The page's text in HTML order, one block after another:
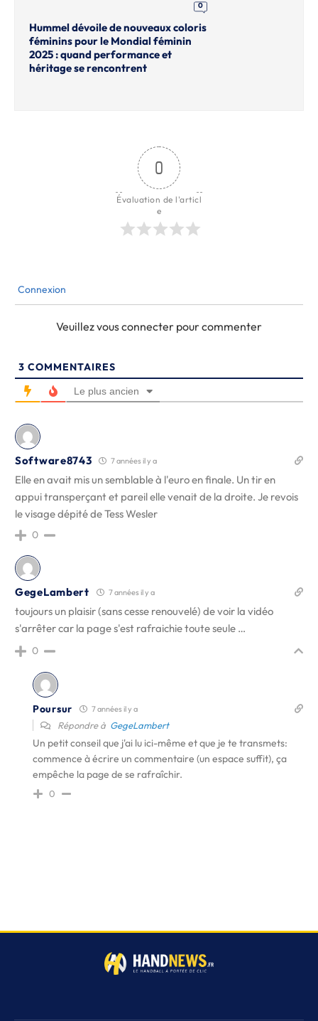
0
Hummel dévoile de nouveaux coloris
féminins pour le Mondial féminin
2025 : quand performance et
héritage se rencontrent
0
Évaluation de l'articl
e
Connexion
Veuillez vous connecter pour commenter
3 COMMENTAIRES
Le plus ancien
Software8743 7 années il y a
Elle en avait mis un semblable à l'euro en finale. Un tir en
appui transperçant et pareil elle venait de la droite. Je revois
le visage dépité de Tess Wesler
0
GegeLambert 7 années il y a
toujours un plaisir (sans cesse renouvelé) de voir la vidéo
s'arrêter car la page s'est rafraichie toute seule …
0
Poursur 7 années il y a
Répondre à GegeLambert
Un petit conseil que j'ai lu ici-même et que je te transmets:
commence à écrire un commentaire (un espace suffit), ça
empêche la page de se rafraîchir.
0